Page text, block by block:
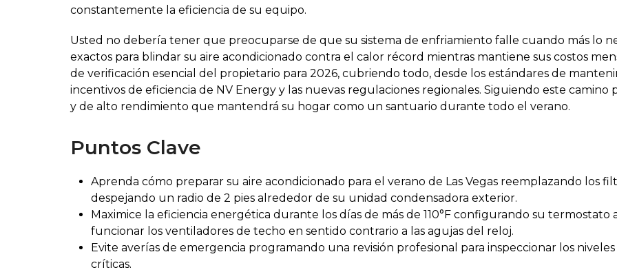
constantemente la eficiencia de su equipo.
Usted no debería tener que preocuparse de que su sistema de enfriamiento falle cuando más lo
exactos para blindar su aire acondicionado contra el calor récord mientras mantiene sus costos
de verificación esencial del propietario para 2026, cubriendo todo, desde los estándares de
incentivos de eficiencia de NV Energy y las nuevas regulaciones regionales. Siguiendo este camino
y de alto rendimiento que mantendrá su hogar como un santuario durante todo el verano.
Puntos Clave
Aprenda cómo preparar su aire acondicionado para el verano de Las Vegas reemplazando los
despejando un radio de 2 pies alrededor de su unidad condensadora exterior.
Maximice la eficiencia energética durante los días de más de 110°F configurando su termostato
funcionar los ventiladores de techo en sentido contrario a las agujas del reloj.
Evite averías de emergencia programando una revisión profesional para inspeccionar los
críticas.